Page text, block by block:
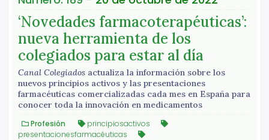
‘Novedades farmacoterapéuticas’:
nueva herramienta de los
colegiados para estar al día
Canal Colegiados actualiza la información sobre los
nuevos principios activos y las presentaciones
farmacéuticas comercializadas cada mes en España para
conocer toda la innovación en medicamentos
Profesión
principiosactivos
presentacionesfarmacéuticas